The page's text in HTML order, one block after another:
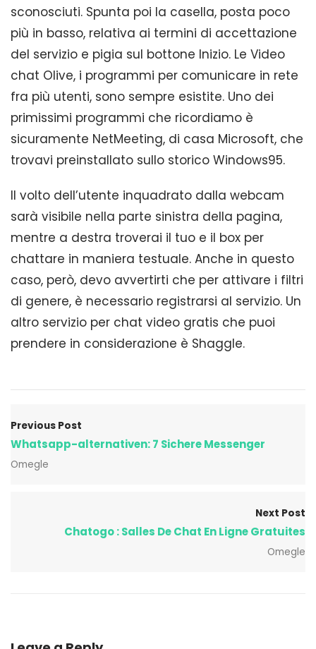
sconosciuti. Spunta poi la casella, posta poco
più in basso, relativa ai termini di accettazione
del servizio e pigia sul bottone Inizio. Le Video
chat Olive, i programmi per comunicare in rete
fra più utenti, sono sempre esistite. Uno dei
primissimi programmi che ricordiamo è
sicuramente NetMeeting, di casa Microsoft, che
trovavi preinstallato sullo storico Windows95.
Il volto dell’utente inquadrato dalla webcam
sarà visibile nella parte sinistra della pagina,
mentre a destra troverai il tuo e il box per
chattare in maniera testuale. Anche in questo
caso, però, devo avvertirti che per attivare i filtri
di genere, è necessario registrarsi al servizio. Un
altro servizio per chat video gratis che puoi
prendere in considerazione è Shaggle.
Previous Post
Whatsapp-alternativen: 7 Sichere Messenger
Omegle
Next Post
Chatogo : Salles De Chat En Ligne Gratuites
Omegle